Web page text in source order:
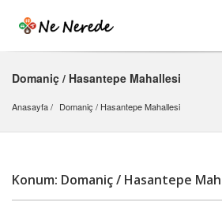
Domaniç / Hasantepe Mahallesi
Anasayfa Domaniç / Hasantepe Mahallesi
Konum: Domaniç / Hasantepe